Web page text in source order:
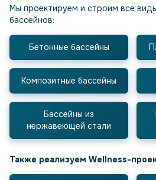
Мы проектируем и строим все
бассейнов:
Бетонные бассейны
Композитные бассейны
Бассейны из
нержавеющей стали
Также реализуем Wellness-